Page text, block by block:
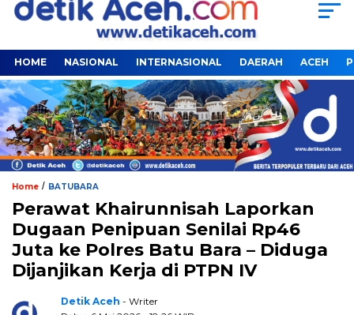
HOME NASIONAL INTERNASIONAL DAERAH ACEH
Home / BATUBARA
Perawat Khairunnisah Laporkan
Dugaan Penipuan Senilai Rp46
Juta ke Polres Batu Bara – Diduga
Dijanjikan Kerja di PTPN IV
Detik Aceh - Writer